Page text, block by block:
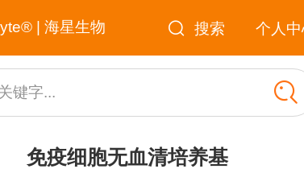
| 海星生物 搜索 个人
键字...
免疫细胞无血清培养基